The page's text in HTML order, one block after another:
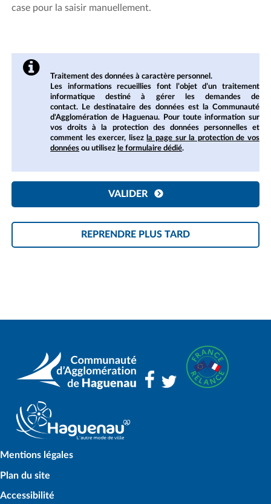
case pour la saisir manuellement.
Traitement des données à caractère personnel.
Les informations recueillies font l’objet d’un traitement
informatique destiné à gérer les demandes de
contact. Le destinataire des données est la Communauté
d'Agglomération de Haguenau. Pour toute information sur
vos droits à la protection des données personnelles et
comment les exercer, lisez la page sur la protection de vos
données ou utilisez le formulaire dédié.
VALIDER
REPRENDRE PLUS TARD
Mentions légales
Plan du site
Accessibilité